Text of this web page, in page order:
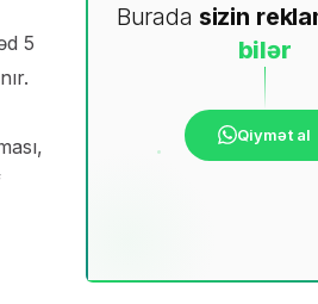
5
Burada sizin
bilər
Qiymət al